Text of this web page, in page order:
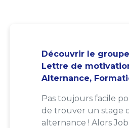
Découvrir le
Lettre de
Alternance,
Pas toujours facile
de trouver un stage
alternance ! Alors